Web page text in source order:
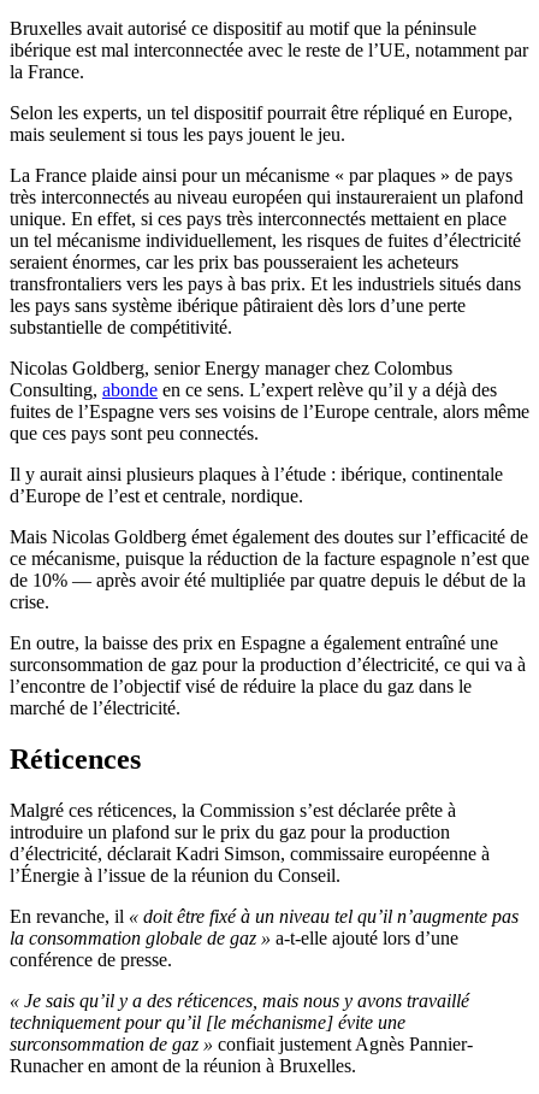
Bruxelles avait autorisé ce dispositif au motif que la péninsule
ibérique est mal interconnectée avec le reste de l’UE, notamment par
la France.
Selon les experts, un tel dispositif pourrait être répliqué en Europe,
mais seulement si tous les pays jouent le jeu.
La France plaide ainsi pour un mécanisme « par plaques » de pays
très interconnectés au niveau européen qui instaureraient un plafond
unique. En effet, si ces pays très interconnectés mettaient en place
un tel mécanisme individuellement, les risques de fuites d’électricité
seraient énormes, car les prix bas pousseraient les acheteurs
transfrontaliers vers les pays à bas prix. Et les industriels situés dans
les pays sans système ibérique pâtiraient dès lors d’une perte
substantielle de compétitivité.
Nicolas Goldberg, senior Energy manager chez Colombus
Consulting, abonde en ce sens. L’expert relève qu’il y a déjà des
fuites de l’Espagne vers ses voisins de l’Europe centrale, alors même
que ces pays sont peu connectés.
Il y aurait ainsi plusieurs plaques à l’étude : ibérique, continentale
d’Europe de l’est et centrale, nordique.
Mais Nicolas Goldberg émet également des doutes sur l’efficacité de
ce mécanisme, puisque la réduction de la facture espagnole n’est que
de 10% — après avoir été multipliée par quatre depuis le début de la
crise.
En outre, la baisse des prix en Espagne a également entraîné une
surconsommation de gaz pour la production d’électricité, ce qui va à
l’encontre de l’objectif visé de réduire la place du gaz dans le
marché de l’électricité.
Réticences
Malgré ces réticences, la Commission s’est déclarée prête à
introduire un plafond sur le prix du gaz pour la production
d’électricité, déclarait Kadri Simson, commissaire européenne à
l’Énergie à l’issue de la réunion du Conseil.
En revanche, il « doit être fixé à un niveau tel qu’il n’augmente pas
la consommation globale de gaz » a-t-elle ajouté lors d’une
conférence de presse.
« Je sais qu’il y a des réticences, mais nous y avons travaillé
techniquement pour qu’il [le méchanisme] évite une
surconsommation de gaz » confiait justement Agnès Pannier-
Runacher en amont de la réunion à Bruxelles.